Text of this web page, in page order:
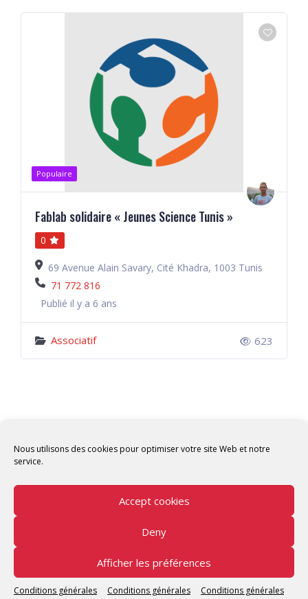
Nous utilisons des cookies pour optimiser votre site Web et notre
service.
Accept cookies
Deny
Afficher les préférences
Conditions générales
Conditions générales
Conditions générales
Populaire
Fablab solidaire « Jeunes Science Tunis »
0
69 Avenue Alain Savary, Cité Khadra, 1003 Tunis
71 772 816
Publié il y a 6 ans
Associatif 623
Copyright © 2026 Tunisian Fablabs Tous droits
réservés.
Tunisian Fablabsby OpenFab Tunisia - Powered by